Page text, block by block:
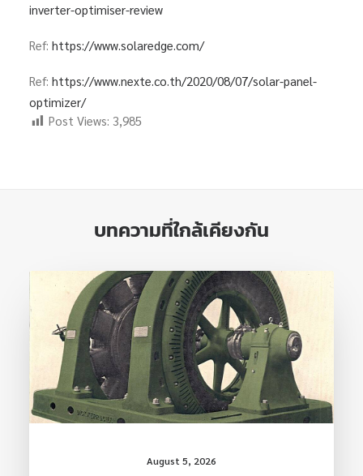
inverter-optimiser-review
Ref: https://www.solaredge.com/
Ref: https://www.nexte.co.th/2020/08/07/solar-panel-
optimizer/
Post Views: 3,985
บทความที่ใกล้เคียงกัน
August 5, 2026